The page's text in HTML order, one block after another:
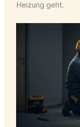
Heizung geht.